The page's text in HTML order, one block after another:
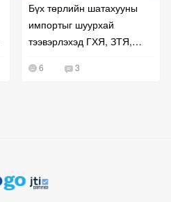
Бүх төрлийн шатахууны
импортыг шуурхай
тээвэрлэхэд ГХЯ, ЗТЯ,
6 3